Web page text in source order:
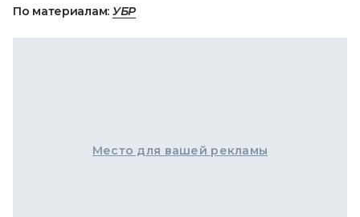
По материалам: УБР
Место для вашей рекламы